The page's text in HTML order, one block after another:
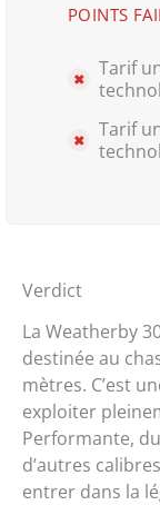
POINTS
Tarif
Tarif
Verdict
La Weatherby
destinée au
mètres. C’est
exploiter
Performante,
d’autres
entrer dans la